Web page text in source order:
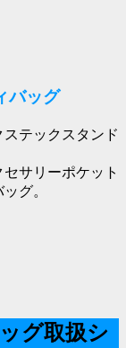
バッグ
テックスタンド
サリーポケット
グ。
グ取扱シ